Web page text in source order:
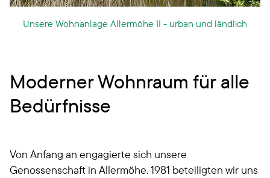
Unsere Wohnanlage Allermöhe II - urban und ländlich
Moderner Wohnraum für alle
Bedürfnisse
Von Anfang an engagierte sich unsere
Genossenschaft in Allermöhe. 1981 beteiligten wir uns